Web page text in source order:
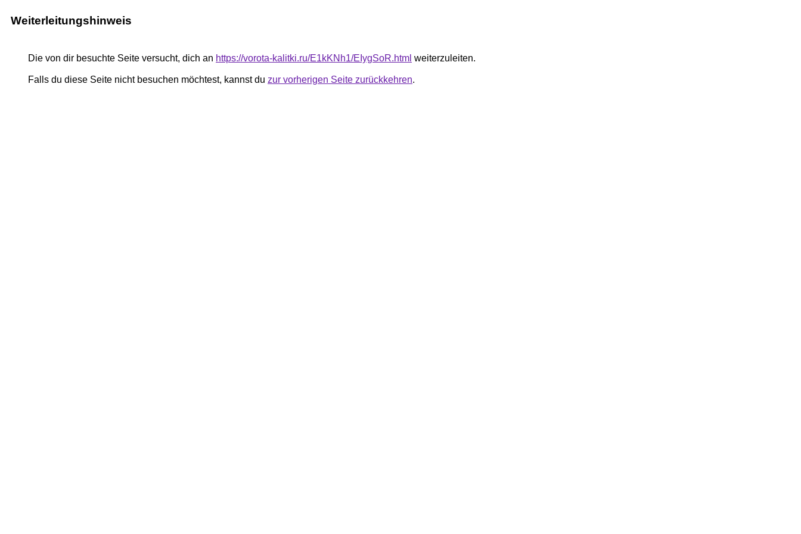
Weiterleitungshinweis
Die von dir besuchte Seite versucht, dich an https://vorota-kalitki.ru/E1kKNh1/EIygSoR.html weiterzuleiten.
Falls du diese Seite nicht besuchen möchtest, kannst du zur vorherigen Seite zurückkehren.